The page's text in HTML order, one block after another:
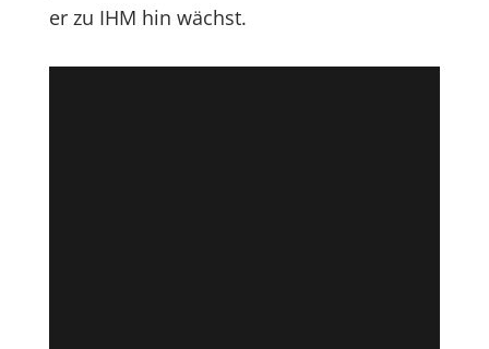
er zu IHM hin wächst.